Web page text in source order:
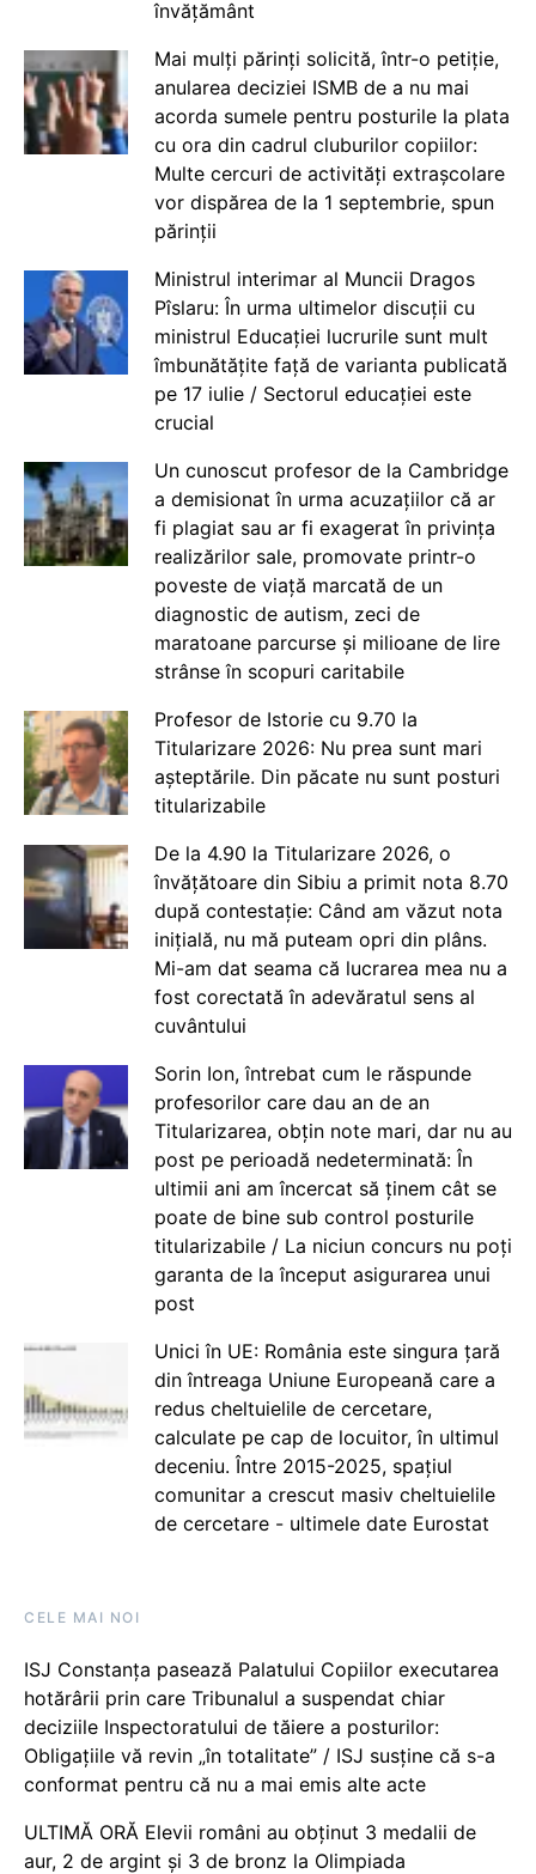
învățământ
Mai mulți părinți solicită, într-o petiție,
anularea deciziei ISMB de a nu mai
acorda sumele pentru posturile la plata
cu ora din cadrul cluburilor copiilor:
Multe cercuri de activități extrașcolare
vor dispărea de la 1 septembrie, spun
părinții
Ministrul interimar al Muncii Dragos
Pîslaru: În urma ultimelor discuții cu
ministrul Educației lucrurile sunt mult
îmbunătățite față de varianta publicată
pe 17 iulie / Sectorul educației este
crucial
Un cunoscut profesor de la Cambridge
a demisionat în urma acuzațiilor că ar
fi plagiat sau ar fi exagerat în privința
realizărilor sale, promovate printr-o
poveste de viață marcată de un
diagnostic de autism, zeci de
maratoane parcurse și milioane de lire
strânse în scopuri caritabile
Profesor de Istorie cu 9.70 la
Titularizare 2026: Nu prea sunt mari
așteptările. Din păcate nu sunt posturi
titularizabile
De la 4.90 la Titularizare 2026, o
învățătoare din Sibiu a primit nota 8.70
după contestație: Când am văzut nota
inițială, nu mă puteam opri din plâns.
Mi-am dat seama că lucrarea mea nu a
fost corectată în adevăratul sens al
cuvântului
Sorin Ion, întrebat cum le răspunde
profesorilor care dau an de an
Titularizarea, obțin note mari, dar nu au
post pe perioadă nedeterminată: În
ultimii ani am încercat să ținem cât se
poate de bine sub control posturile
titularizabile / La niciun concurs nu poți
garanta de la început asigurarea unui
post
Unici în UE: România este singura țară
din întreaga Uniune Europeană care a
redus cheltuielile de cercetare,
calculate pe cap de locuitor, în ultimul
deceniu. Între 2015-2025, spațiul
comunitar a crescut masiv cheltuielile
de cercetare - ultimele date Eurostat
CELE MAI NOI
ISJ Constanța pasează Palatului Copiilor executarea
hotărârii prin care Tribunalul a suspendat chiar
deciziile Inspectoratului de tăiere a posturilor:
Obligațiile vă revin „în totalitate” / ISJ susține că s-a
conformat pentru că nu a mai emis alte acte
ULTIMĂ ORĂ Elevii români au obținut 3 medalii de
aur, 2 de argint și 3 de bronz la Olimpiada